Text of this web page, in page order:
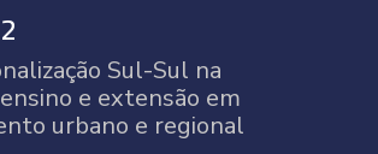
Sul-Sul na
e extensão em
urbano e regional